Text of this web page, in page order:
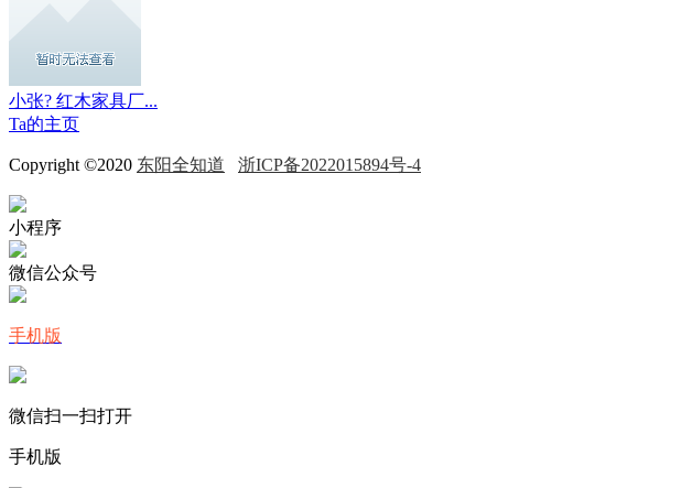
小张? 红木家具厂...
Ta的主页
Copyright ©2020 东阳全知道 浙ICP备2022015894号-4
小程序
微信公众号
手机版
微信扫一扫打开
手机版